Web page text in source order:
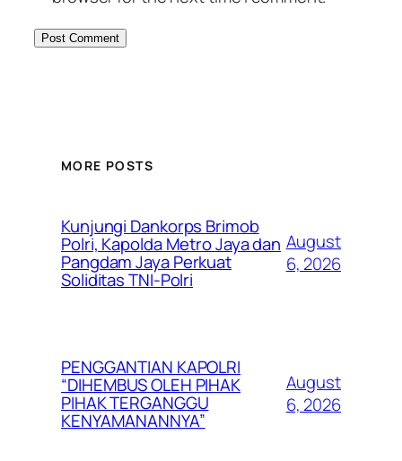
MORE POSTS
Kunjungi Dankorps Brimob
Polri, Kapolda Metro Jaya dan
Pangdam Jaya Perkuat
Soliditas TNI-Polri
August
6, 2026
PENGGANTIAN KAPOLRI
“DIHEMBUS OLEH PIHAK
PIHAK TERGANGGU
KENYAMANANNYA”
August
6, 2026